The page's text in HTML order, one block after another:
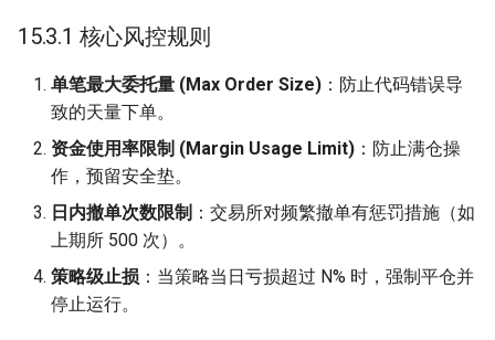
15.3.1 核心风控规则
单笔最大委托量 (Max Order Size) ：防止代码错误导
致的天量下单。
资金使用率限制 (Margin Usage Limit) ：防止满仓操
作，预留安全垫。
日内撤单次数限制 ：交易所对频繁撤单有惩罚措施（如
上期所 500 次）。
策略级止损 ：当策略当日亏损超过 N% 时，强制平仓并
停止运行。